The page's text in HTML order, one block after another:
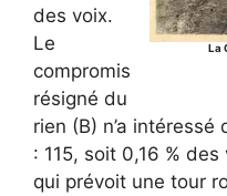
La
des voix.
Le
compromis
résigné du
rien (B) n’a intéressé
: 115, soit 0,16 %
qui prévoit une tour